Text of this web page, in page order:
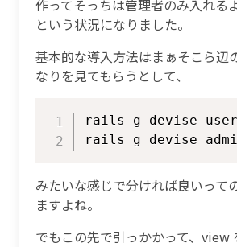
作ってそっちは管理者のみ入れる
という状況になりました。
基本的な導入方法はまぁそこら辺
なりを見てもらうとして、
rails g devise user
みたいな感じで分ければ良いって
ますよね。
でもこの先で引っかかって、view